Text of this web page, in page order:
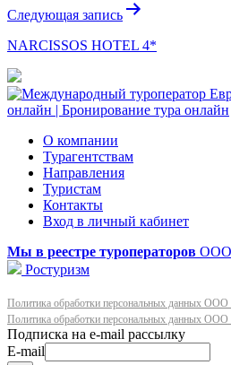
Следующая запись
NARCISSOS HOTEL 4*
О компании
Турагентствам
Направления
Туристам
Контакты
Вход в личный кабинет
Мы в реестре туроператоров ООО
Ростуризм
Политика обработки персональных данных
Политика обработки персональных данных ООО
E-mail